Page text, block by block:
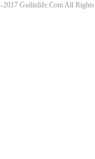
Guilinlife.Com All Rights